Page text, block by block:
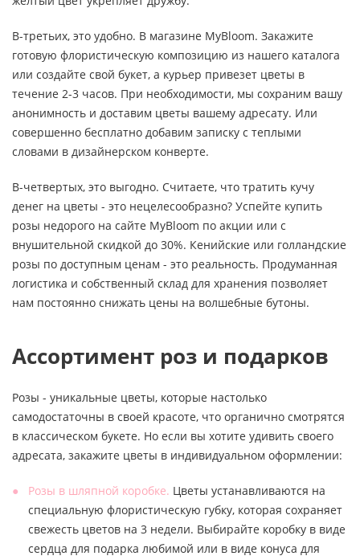
В-третьих, это удобно. В магазине MyBloom. Закажите
готовую флористическую композицию из нашего каталога
или создайте свой букет, а курьер привезет цветы в
течение 2-3 часов. При необходимости, мы сохраним вашу
анонимность и доставим цветы вашему адресату. Или
совершенно бесплатно добавим записку с теплыми
словами в дизайнерском конверте.
В-четвертых, это выгодно. Считаете, что тратить кучу
денег на цветы - это нецелесообразно? Успейте купить
розы недорого на сайте MyBloom по акции или с
внушительной скидкой до 30%. Кенийские или голландские
розы по доступным ценам - это реальность. Продуманная
логистика и собственный склад для хранения позволяет
нам постоянно снижать цены на волшебные бутоны.
Ассортимент роз и подарков
Розы - уникальные цветы, которые настолько
самодостаточны в своей красоте, что органично смотрятся
в классическом букете. Но если вы хотите удивить своего
адресата, закажите цветы в индивидуальном оформлении:
Розы в шляпной коробке. Цветы устанавливаются на
специальную флористическую губку, которая сохраняет
свежесть цветов на 3 недели. Выбирайте коробку в виде
сердца для подарка любимой или в виде конуса для